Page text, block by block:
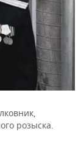
розыска.